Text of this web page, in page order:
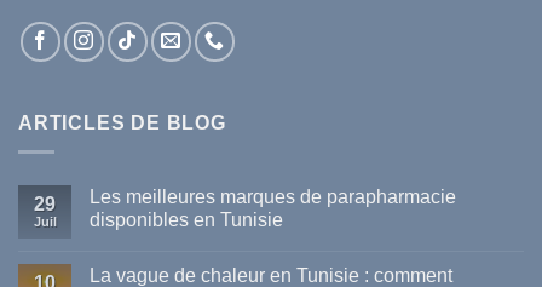
ARTICLES DE BLOG
29
Juil
Les meilleures marques de parapharmacie
disponibles en Tunisie
sur
10
La vague de chaleur en Tunisie : comment